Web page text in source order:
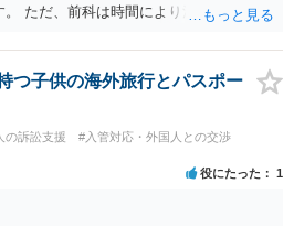
。 ただ、前科は時間により消えません。
つ子供の海外旅行とパスポー
の訴訟支援
#入管対応・外国人との交渉
役にたった 1